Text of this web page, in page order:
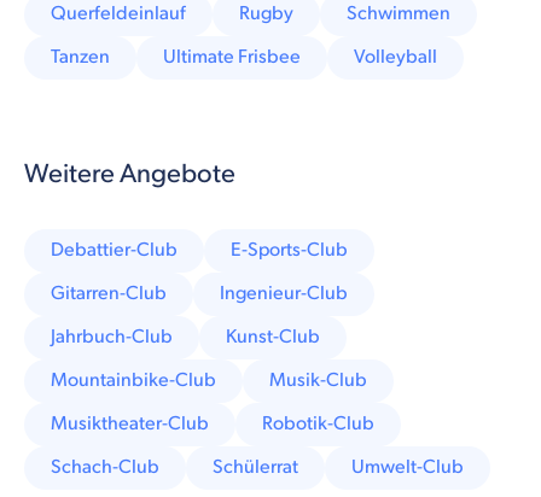
Querfeldeinlauf
Rugby
Schwimmen
Tanzen
Ultimate Frisbee Volleyball
Weitere Angebote
Debattier-Club
E-Sports-Club
Gitarren-Club
Ingenieur-Club
Jahrbuch-Club
Kunst-Club
Mountainbike-Club
Musik-Club
Musiktheater-Club
Robotik-Club
Schach-Club
Schülerrat Umwelt-Club